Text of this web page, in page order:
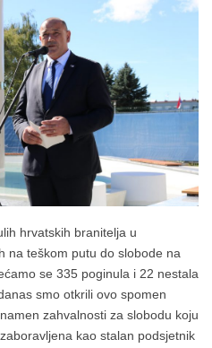
hrvatskih branitelja u
na teškom putu do slobode na
se 335 poginula i 22 nestala
smo otkrili ovo spomen
zahvalnosti za slobodu koju
kao stalan podsjetnik